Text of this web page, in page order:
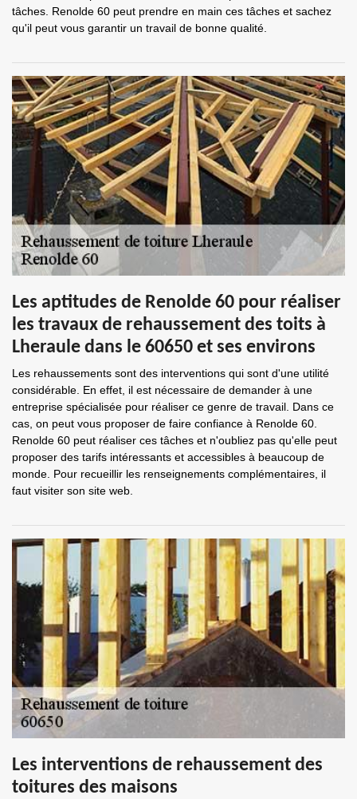
tâches. Renolde 60 peut prendre en main ces tâches et sachez
qu'il peut vous garantir un travail de bonne qualité.
Les aptitudes de Renolde 60 pour réaliser
les travaux de rehaussement des toits à
Lheraule dans le 60650 et ses environs
Les rehaussements sont des interventions qui sont d'une utilité
considérable. En effet, il est nécessaire de demander à une
entreprise spécialisée pour réaliser ce genre de travail. Dans ce
cas, on peut vous proposer de faire confiance à Renolde 60.
Renolde 60 peut réaliser ces tâches et n'oubliez pas qu'elle peut
proposer des tarifs intéressants et accessibles à beaucoup de
monde. Pour recueillir les renseignements complémentaires, il
faut visiter son site web.
Les interventions de rehaussement des
toitures des maisons